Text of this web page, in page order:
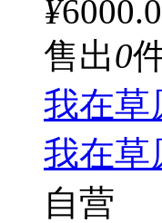
¥
售出0
我在草
我在草
自营